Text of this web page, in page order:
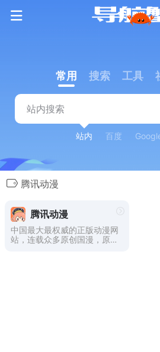
常用 搜索 工具
站内 百度
腾讯动漫
腾讯动漫
中国最大最权威的正版动漫网
站，连载众多原创国漫，原创